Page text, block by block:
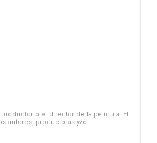
o el director de la película. El
autores, productoras y/o